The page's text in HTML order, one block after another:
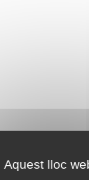
Aquest lloc